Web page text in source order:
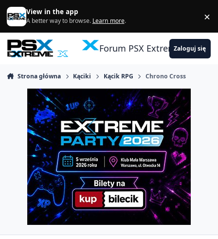
Skocz do zawartości
View in the app
A better way to browse. Learn more. ×
Forum PSX ExtremeZaloguj się
Strona główna Kąciki Kącik RPG Chrono Cross